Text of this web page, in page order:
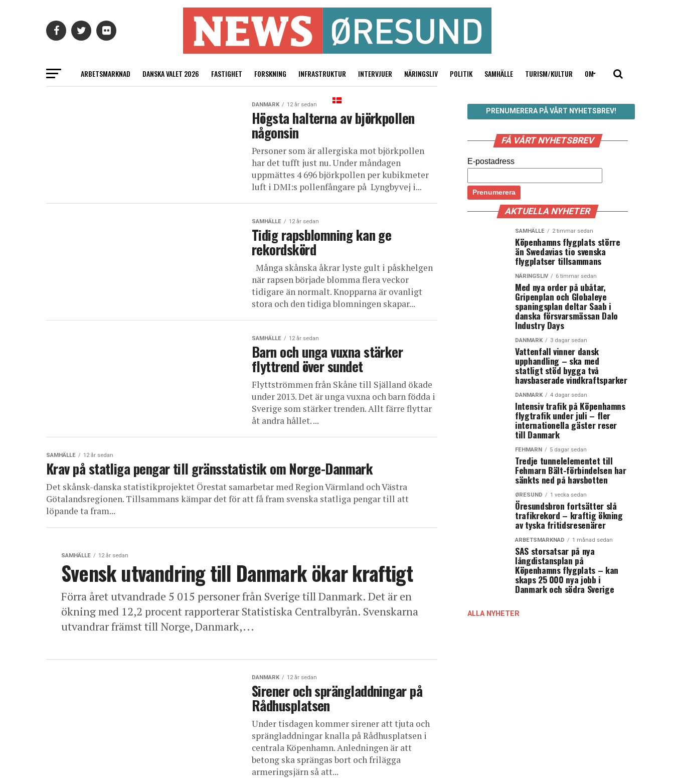
ARBETSMARKNAD DANSKA VALET 2026 FASTIGHET FORSKNING INFRASTRUKTUR INTERVJUER NÄRINGSLIV POLITIK SAMHÄLLE TURISM/KULTUR OM
DANMARK 12 år sedan
Högsta halterna av björkpollen
någonsin
Personer som är allergiska mot björkpollen
har det tufft just nu. Under måndagen
uppmättes 4 696 björkpollen per kubikmeter
luft i DMI:s pollenfångare på Lyngbyvej i...
SAMHÄLLE 12 år sedan
Tidig rapsblomning kan ge
rekordskörd
Många skånska åkrar lyste gult i påskhelgen
när rapsen började blomma flera veckor
tidigare än normalt. Knopparna är ovanligt
stora och den tidiga blomningen skapar...
SAMHÄLLE 12 år sedan
Barn och unga vuxna stärker
flyttrend över sundet
Flyttströmmen från Skåne till Själland ökade
under 2013. Det är unga vuxna och barn födda i
Sverige som stärker trenden. Allt färre flyttar
åt andra hållet. ...
SAMHÄLLE 12 år sedan
Krav på statliga pengar till gränsstatistik om Norge-Danmark
Det skånsk-danska statistikprojektet Örestat samarbetar med Region Värmland och Västra
Götalandsregionen. Tillsammans kämpar det för att få fram svenska statliga pengar till att
löpande ta fram...
SAMHÄLLE 12 år sedan
Svensk utvandring till Danmark ökar kraftigt
Förra året utvandrade 5 015 personer från Sverige till Danmark. Det är en
ökning med 12,2 procent rapporterar Statistiska Centralbyrån. Svenskarna
utvandrar främst till Norge, Danmark,...
DANMARK 12 år sedan
Sirener och sprängladdningar på
Rådhusplatsen
Under tisdagen kommer sirener att tjuta och
sprängladdningar knalla på Rådhusplatsen i
centrala Köpenhamn. Anledningen är att
betong ska sprängas bort och frilägga
armeringsjärn så att...
PRENUMERERA PÅ VÅRT NYHETSBREV!
FÅ VÅRT NYHETSBREV
E-postadress
AKTUELLA NYHETER
SAMHÄLLE 2 timmar sedan
Köpenhamns flygplats större
än Swedavias tio svenska
flygplatser tillsammans
NÄRINGSLIV 6 timmar sedan
Med nya order på ubåtar,
Gripenplan och Globaleye
spaningsplan deltar Saab i
danska försvarsmässan Dalo
Industry Days
DANMARK 3 dagar sedan
Vattenfall vinner dansk
upphandling – ska med
statligt stöd bygga två
havsbaserade vindkraftsparker
DANMARK 4 dagar sedan
Intensiv trafik på Köpenhamns
flygtrafik under juli – fler
internationella gäster reser
till Danmark
FEHMARN 5 dagar sedan
Tredje tunnelelementet till
Fehmarn Bält-förbindelsen har
sänkts ned på havsbotten
ØRESUND 1 vecka sedan
Öresundsbron fortsätter slå
trafikrekord – kraftig ökning
av tyska fritidsresenärer
ARBETSMARKNAD 1 månad sedan
SAS storsatsar på nya
långdistansplan på
Köpenhamns flygplats – kan
skaps 25 000 nya jobb i
Danmark och södra Sverige
ALLA NYHETER